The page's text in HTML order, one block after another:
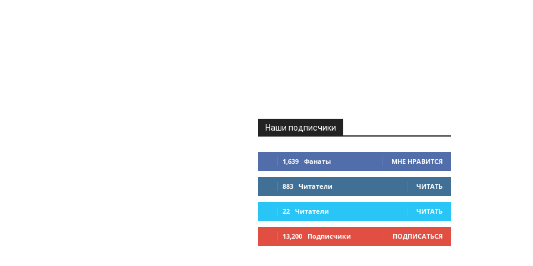
Наши подписчики
1,639 Фанаты МНЕ НРАВИТСЯ
883 Читатели ЧИТАТЬ
22 Читатели ЧИТАТЬ
13,200 Подписчики ПОДПИСАТЬСЯ